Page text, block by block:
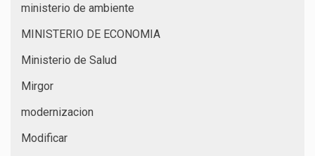
ministerio de ambiente
MINISTERIO DE ECONOMIA
Ministerio de Salud
Mirgor
modernizacion
Modificar